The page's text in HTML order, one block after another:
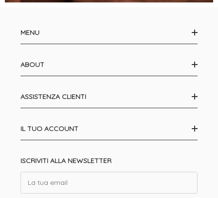
MENU
ABOUT
ASSISTENZA CLIENTI
IL TUO ACCOUNT
ISCRIVITI ALLA NEWSLETTER